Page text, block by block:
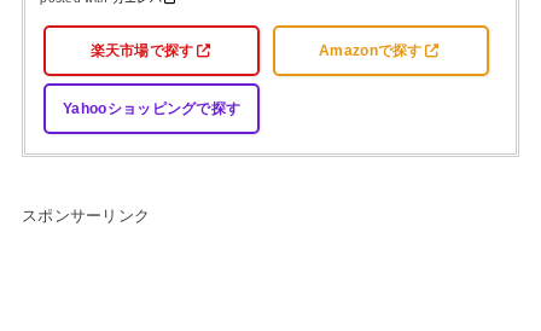
楽天市場で探す Amazonで探す
Yahooショッピングで探す
スポンサーリンク